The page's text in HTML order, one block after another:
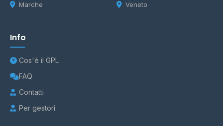
Marche Veneto
Info
Cos'è il GPL
FAQ
Contatti
Per gestori